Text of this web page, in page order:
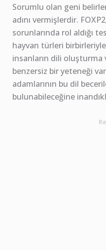
Sorumlu olan geni
adını vermişlerdir.
sorunlarında rol aldığı
hayvan türleri
insanların dili
benzersiz bir yeteneği
adamlarının bu dil
bulunabileceğine